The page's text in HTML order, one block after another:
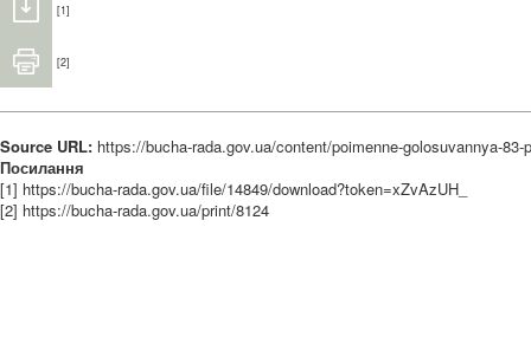
[1]
[2]
Source URL: https://bucha-rada.gov.ua/content/poimenne-golosuvannya-
Посилання
[1] https://bucha-rada.gov.ua/file/14849/download?token=xZvAzUH_
[2] https://bucha-rada.gov.ua/print/8124